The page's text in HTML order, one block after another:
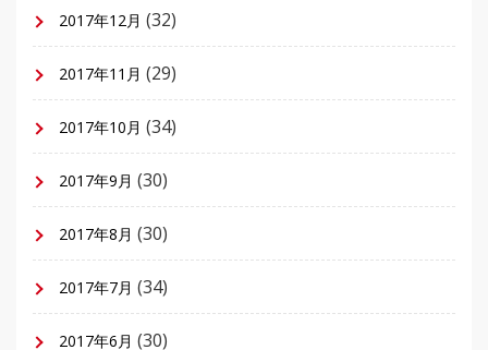
2017年12月 (32)
2017年11月 (29)
2017年10月 (34)
2017年9月 (30)
2017年8月 (30)
2017年7月 (34)
2017年6月 (30)